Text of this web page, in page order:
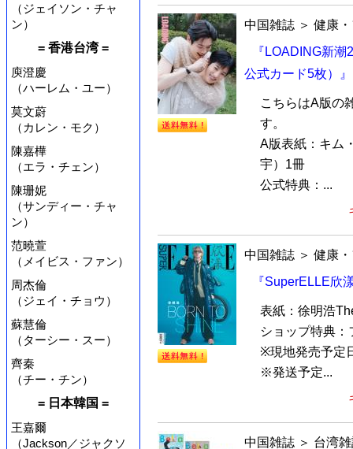
（ジェイソン・チャ
ン）
= 香港台湾 =
庾澄慶
（ハーレム・ユー）
莫文蔚
（カレン・モク）
陳嘉樺
（エラ・チェン）
陳珊妮
（サンディー・チャ
ン）
范曉萱
（メイビス・ファン）
周杰倫
（ジェイ・チョウ）
蘇慧倫
（ターシー・スー）
齊秦
（チー・チン）
= 日本韓国 =
王嘉爾
（Jackson／ジャクソ
中国雑誌 ＞ 健康
『LOADING新
公式カード5枚）』
こちらはA版の
す。
A版表紙：キム
宇）1冊
公式特典：...
中国雑誌 ＞ 健康
『SuperELLE欣
表紙：徐明浩
ショップ特典：
※現地発売予定
※発送予定...
中国雑誌 ＞ 台湾